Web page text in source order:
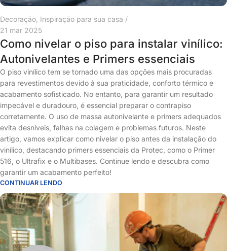
Decoração Inspiração para sua casa
21 mar 2025
Como nivelar o piso para instalar vinílico:
Autonivelantes e Primers essenciais
O piso vinílico tem se tornado uma das opções mais procuradas
para revestimentos devido à sua praticidade, conforto térmico e
acabamento sofisticado. No entanto, para garantir um resultado
impecável e duradouro, é essencial preparar o contrapiso
corretamente. O uso de massa autonivelante e primers adequados
evita desníveis, falhas na colagem e problemas futuros. Neste
artigo, vamos explicar como nivelar o piso antes da instalação do
vinílico, destacando primers essenciais da Protec, como o Primer
516, o Ultrafix e o Multibases. Continue lendo e descubra como
garantir um acabamento perfeito!
CONTINUAR LENDO